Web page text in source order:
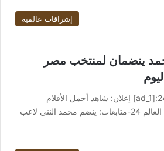
إشراقات عالمية
ينضمان لمنتخب مصر
من صحيفة اشراق العالم 24:[ad_1] إعلان: شاهد أجمل الأفلام
والمسلسلات 2021 إشراق العالم 24-متابعات: ينضم محمد النني لاعب